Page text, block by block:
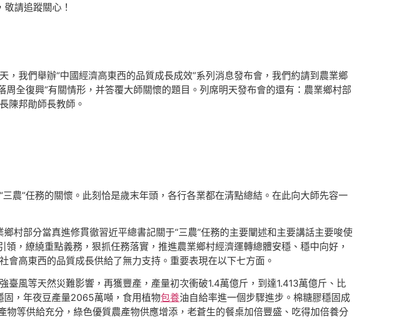
請追蹤關心！
我們舉辦“中國經濟高東西的品質成長成效”系列消息發布會，我們約請到農業鄉
全復興”有關情形，并答覆大師關懷的題目。列席明天發布會的還有：農業鄉村部
陳邦勛師長教師。
農”任務的關懷。此刻恰是歲末年頭，各行各業都在清點總結。在此向大師先容一
村部分當真進修貫徹習近平總書記關于“三農”任務的主要闡述和主要講話主要唆使
，繚繞重點義務，狠抓任務落實，推進農業鄉村經濟運轉總體安穩、穩中向好，
高東西的品質成長供給了無力支持。重要表現在以下七方面。
風等天然災難影響，再獲豐產，產量初次衝破1.4萬億斤，到達1.413萬億斤、比
固，年夜豆產量2065萬噸，食用植物包養油自給率進一個步驟進步。棉糖膠穩固成
等供給充分，綠色優質農產物供應增添，老蒼生的餐桌加倍豐盛、吃得加倍養分